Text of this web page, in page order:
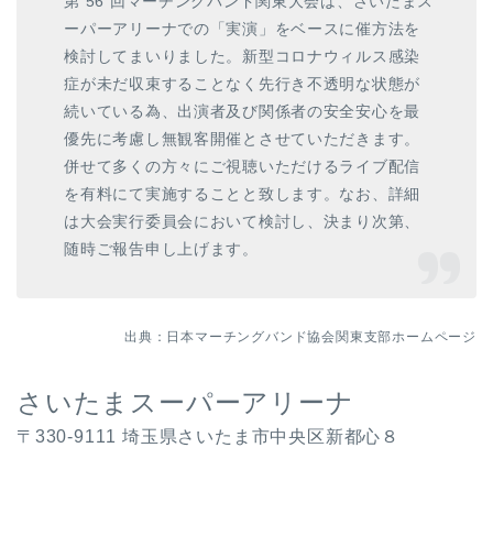
ーパーアリーナでの「実演」をベースに催方法を
検討してまいりました。新型コロナウィルス感染
症が未だ収束することなく先行き不透明な状態が
続いている為、出演者及び関係者の安全安心を最
優先に考慮し無観客開催とさせていただきます。
併せて多くの方々にご視聴いただけるライブ配信
を有料にて実施することと致します。なお、詳細
は大会実行委員会において検討し、決まり次第、
随時ご報告申し上げます。
出典：日本マーチングバンド協会関東支部ホームページ
さいたまスーパーアリーナ
〒330-9111 埼玉県さいたま市中央区新都心８